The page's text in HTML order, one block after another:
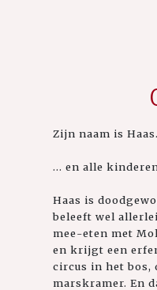
Zijn naam is
... en alle
Haas is
beleeft wel
mee-eten met
en krijgt een
circus in het bos,
marskramer. En